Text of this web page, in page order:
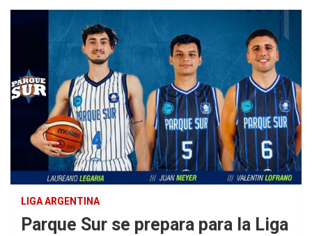
LIGA ARGENTINA
Parque Sur se prepara para la Liga